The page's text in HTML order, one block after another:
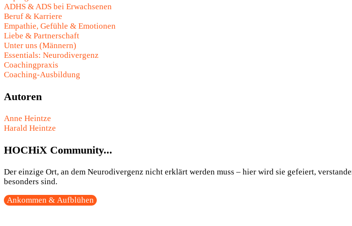
ADHS & ADS bei Erwachsenen
Beruf & Karriere
Empathie, Gefühle & Emotionen
Liebe & Partnerschaft
Unter uns (Männern)
Essentials: Neurodivergenz
Coachingpraxis
Coaching-Ausbildung
Autoren
Anne Heintze
Harald Heintze
HOCHiX Community...
Der einzige Ort, an dem Neurodivergenz nicht erklärt werden muss – hier wird sie gefeiert,
besonders sind.
Ankommen & Aufblühen